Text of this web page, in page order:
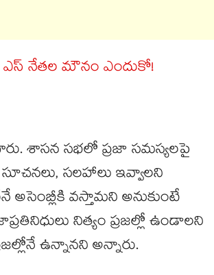
ఎస్ నేతల మౌనం ఎందుకో!
శాసన సభలో ప్రజా సమస్యలపై
సలహాలు ఇవ్వాలని
వస్తామని అనుకుంటే
నిత్యం ప్రజల్లో ఉండాలని
ఉన్నానని అన్నారు.